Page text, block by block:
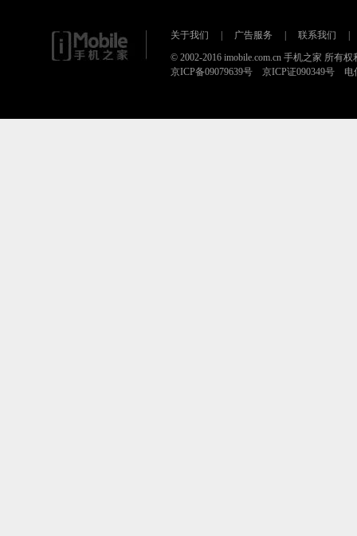
关于我们 广告服务 联系我们
© 2002-2016 imobile.com.cn 手机之家 所有权
京ICP备09079639号 京ICP证090349号 电